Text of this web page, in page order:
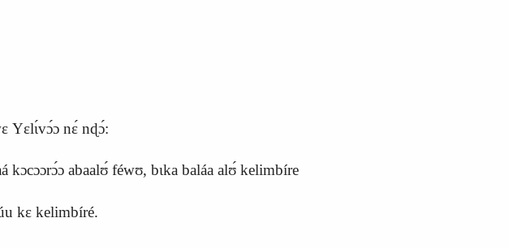
Yɛlɩ́vɔ́ɔ nɛ́ nɖɔ́:
kɔcɔɔrɔ́ɔ abaalʊ́ féwʊ, bɩka baláa alʊ́ kelimbíre
kɛ kelimbíré.